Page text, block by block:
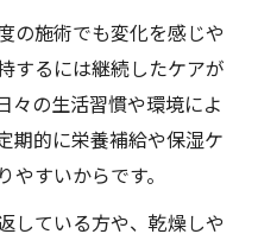
の施術でも変化を感じや
するには継続したケアが
々の生活習慣や環境によ
期的に栄養補給や保湿ケ
すいからです。
している方や、乾燥しや